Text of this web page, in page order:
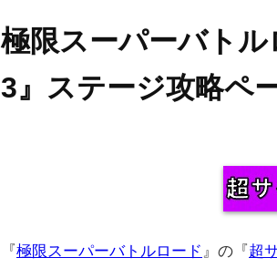
極限スーパーバト
3』ステージ攻略ペ
『極限スーパーバトルロード 』の『超